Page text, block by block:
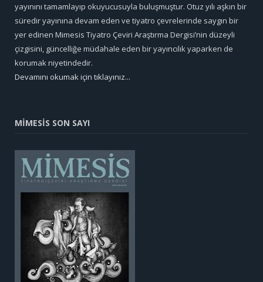
yayınını tamamlayıp okuyucusuyla buluşmuştur. Otuz yılı aşkın bir
süredir yayınına devam eden ve tiyatro çevrelerinde saygın bir
yer edinen Mimesis Tiyatro Çeviri Araştırma Dergisi’nin düzeyli
çizgisini, güncelliğe müdahale eden bir yayıncılık yaparken de
korumak niyetindedir.
Devamını okumak için tıklayınız...
MİMESİS SON SAYI